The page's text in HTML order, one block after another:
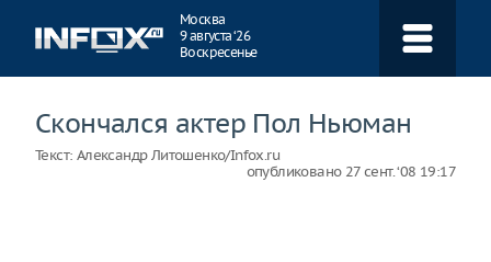
Москва
9 августа ‘26
Воскресенье
Скончался актер Пол Ньюман
Текст: Александр Литошенко/Infox.ru
опубликовано 27 сент. ‘08 19:17